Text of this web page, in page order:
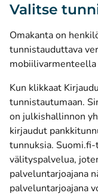
Valitse
Omakanta on
tunnistauduttava
Kun klikkaat
tunnistautumaan.
on julkishallinnon
kirjaudut
tunnuksia.
välityspalvelua,
palveluntarjoajana
palveluntarjoajana